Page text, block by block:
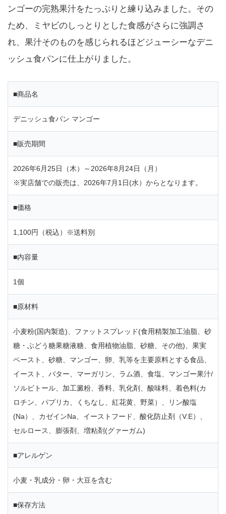
ンゴーの完熟果汁をたっぷりと練り込みました。その
ため、ミヤビのしっとりとした食感がさらに強調さ
れ、果汁そのものを感じられるほどジューシーなデニ
ッシュ食パンに仕上がりました。
■商品名
デニッシュ食パン マンゴー
■販売期間
2026年6月25日（木）～2026年8月24日（月）
※実店舗での販売は、2026年7月1日(水）からとなります。
■価格
1,100円（税込）※送料別
■内容量
1個
■原材料
小麦粉(国内製造)、ファットスプレッド(食用精製加工油脂、砂
糖・ぶどう糖果糖液糖、食用植物油脂、砂糖、その他)、果実
ペースト、砂糖、マンゴー、卵、乳等を主要原料とする食品、
イースト、バター、マーガリン、ラム酒、食塩、マンゴー果汁/
ソルビトール、加工澱粉、香料、乳化剤、酸味料、着色料(カ
ロチン、パプリカ、くちなし、紅花黄、野菜）、リン酸塩
(Na）、カゼインNa、イーストフード、酸化防止剤（V.E）、
セルロース、膨張剤、増粘剤(グァーガム)
■アレルゲン
小麦・乳成分・卵・大豆を含む
■保存方法